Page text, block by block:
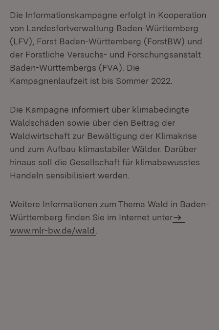
Die Informationskampagne erfolgt in Kooperation
von Landesfortverwaltung Baden-Württemberg
(LFV), Forst Baden-Württemberg (ForstBW) und
der Forstliche Versuchs- und Forschungsanstalt
Baden-Württembergs (FVA). Die
Kampagnenlaufzeit ist bis Sommer 2022.
Die Kampagne informiert über klimabedingte
Waldschäden sowie über den Beitrag der
Waldwirtschaft zur Bewältigung der Klimakrise
und zum Aufbau klimastabiler Wälder. Darüber
hinaus soll die Gesellschaft für klimabewusstes
Handeln sensibilisiert werden.
Weitere Informationen zum Thema Wald in Baden-
Württemberg finden Sie im Internet unter
www.mlr-bw.de/wald